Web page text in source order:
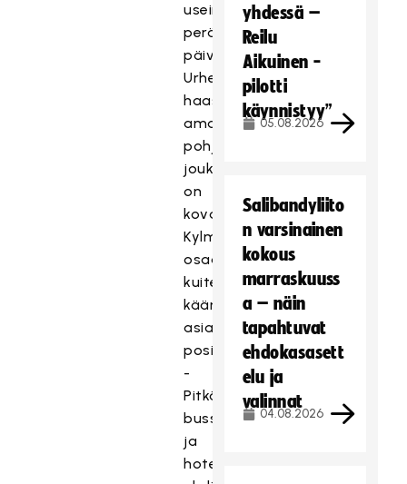
usein
peräkkäisinä
päivinä.
Urheilullinen
haaste
amatöörilajissa
pohjoisen
joukkueelle
on
kova.
Kylmäluoma
osaa
kuitenkin
kääntää
asian
positiiviseksi.
-
Pitkät
bussimatkat
ja
hotelliyöt
yhdessä –
Reilu
Aikuinen -
pilotti
käynnistyy”
05.08.2026
Salibandyliito
n varsinainen
kokous
marraskuuss
a – näin
tapahtuvat
ehdokasasett
elu ja
valinnat
04.08.2026